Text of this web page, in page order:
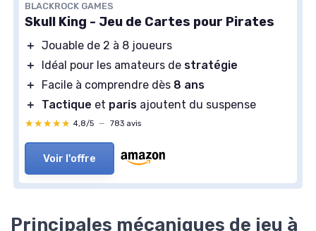
BLACKROCK GAMES
Skull King - Jeu de Cartes pour Pirates
＋ Jouable de 2 à 8 joueurs
＋
Idéal pour les amateurs de stratégie
＋
Facile à comprendre dès 8 ans
＋
Tactique et paris ajoutent du suspense
★★★★★
★★★★★ 4,8/5 — 783 avis
Voir l'offre
Principales mécaniques de jeu à